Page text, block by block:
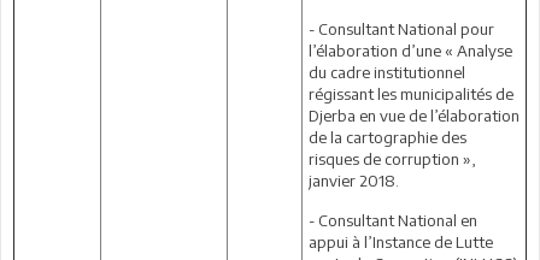
- Consultant National pour
l’élaboration d’une « Analyse
du cadre institutionnel
régissant les municipalités de
Djerba en vue de l’élaboration
de la cartographie des
risques de corruption »,
janvier 2018.
- Consultant National en
appui à l’Instance de Lutte